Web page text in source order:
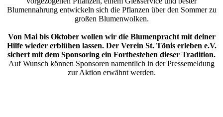
Blumennahrung entwickeln sich die Pflanzen über den Sommer zu
großen Blumenwolken.
Von Mai bis Oktober wollen wir die Blumenpracht mit deiner
Hilfe wieder erblühen lassen. Der Verein St. Tönis erleben e.V.
sichert mit dem Sponsoring ein Fortbestehen dieser Tradition.
Auf Wunsch können Sponsoren namentlich in der Pressemeldung
zur Aktion erwähnt werden.